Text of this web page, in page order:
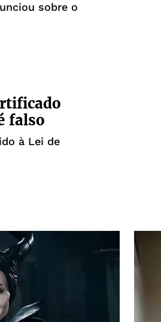
sobre o
falso
à Lei de